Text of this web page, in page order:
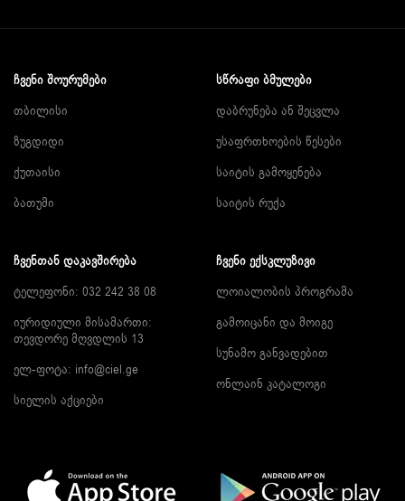
ᲩᲕᲔᲜᲘ ᲨᲝᲣᲠᲣᲛᲔᲑᲘ
თბილისი
ზუგდიდი
ქუთაისი
ბათუმი
ᲡᲬᲠᲐᲤᲘ ᲑᲛᲣᲚᲔᲑᲘ
დაბრუნება ან შეცვლა
უსაფრთხოების წესები
საიტის გამოყენება
საიტის რუქა
ᲩᲕᲔᲜᲗᲐᲜ ᲓᲐᲙᲐᲕᲨᲘᲠᲔᲑᲐ
ტელეფონი: 032 242 38 08
იურიდიული მისამართი:
თევდორე მღვდლის 13
ელ-ფოტა: info@ciel.ge
სიელის აქციები
ᲩᲕᲔᲜᲘ ᲔᲥᲡᲙᲚᲣᲖᲘᲕᲘ
ლოიალობის პროგრამა
გამოიცანი და მოიგე
სუნამო განვადებით
ონლაინ კატალოგი